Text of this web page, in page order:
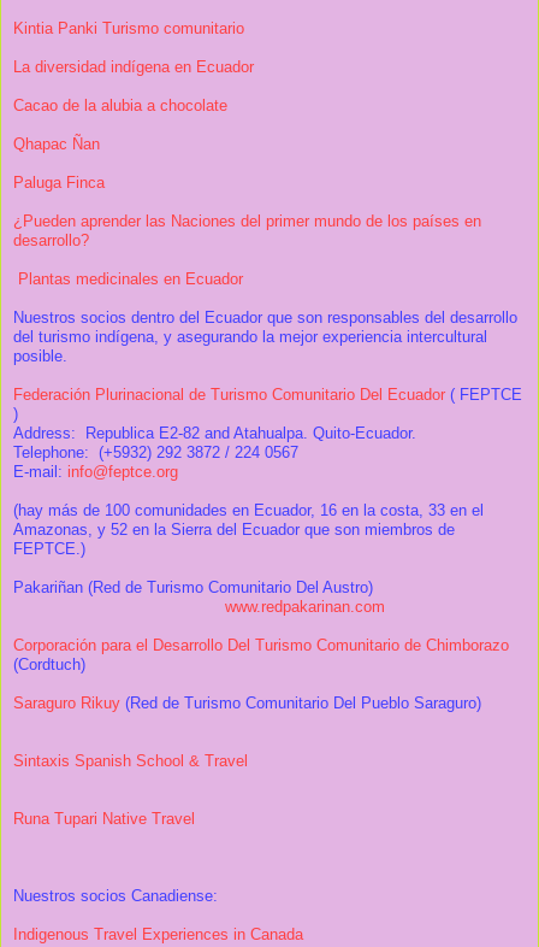
Kintia Panki Turismo comunitario
La diversidad indígena en Ecuador
Cacao de la alubia a chocolate
Qhapac Ñan
Paluga Finca
¿Pueden aprender las Naciones del primer mundo de los países en
desarrollo?
Plantas medicinales en Ecuador
Nuestros socios dentro del Ecuador que son responsables del desarrollo
del turismo indígena, y asegurando la mejor experiencia intercultural
posible.
Federación Plurinacional de Turismo Comunitario Del Ecuador ( FEPTCE
)
Address: Republica E2-82 and Atahualpa. Quito-Ecuador.
Telephone: (+5932) 292 3872 / 224 0567
E-mail: info@feptce.org
(hay más de 100 comunidades en Ecuador, 16 en la costa, 33 en el
Amazonas, y 52 en la Sierra del Ecuador que son miembros de
FEPTCE.)
Pakariñan (Red de Turismo Comunitario Del Austro)
www.redpakarinan.com
Corporación para el Desarrollo Del Turismo Comunitario de Chimborazo
(Cordtuch)
Saraguro Rikuy (Red de Turismo Comunitario Del Pueblo Saraguro)
Sintaxis Spanish School & Travel
Runa Tupari Native Travel
Nuestros socios Canadiense:
Indigenous Travel Experiences in Canada